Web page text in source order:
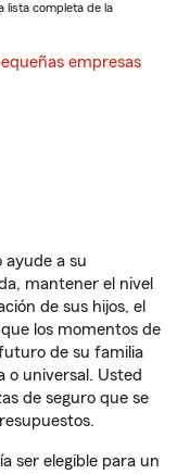
lista completa de la
empresas
ayude a su
mantener el nivel
de sus hijos, el
los momentos de
de su familia
o universal. Usted
de seguro que se
ser elegible para un